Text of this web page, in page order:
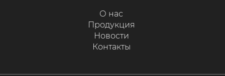
О нас
Продукция
Новости
Контакты